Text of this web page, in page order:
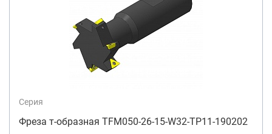
Серия
Фреза т-образная TFM050-26-15-W32-TP11-190202